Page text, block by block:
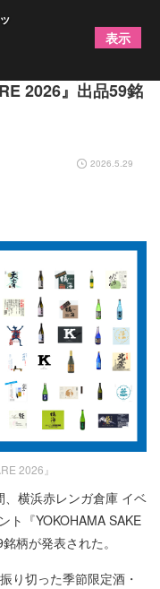
PLAY）を楽し
2026』出品59銘
2026.5.29
2026』
横浜赤レンガ倉庫 イベ
ト『YOKOHAMA SAKE
柄が発表された。
り切った季節限定酒・
表示